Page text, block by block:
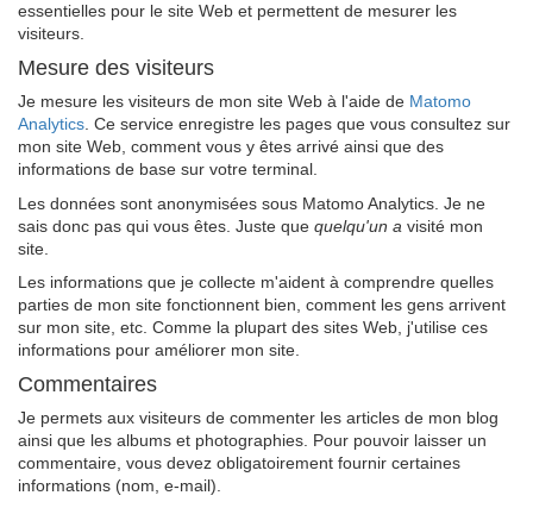
essentielles pour le site Web et permettent de mesurer les
visiteurs.
Mesure des visiteurs
Je mesure les visiteurs de mon site Web à l'aide de Matomo
Analytics . Ce service enregistre les pages que vous consultez sur
mon site Web, comment vous y êtes arrivé ainsi que des
informations de base sur votre terminal.
Les données sont anonymisées sous Matomo Analytics. Je ne
sais donc pas qui vous êtes. Juste que quelqu'un a visité mon
site.
Les informations que je collecte m'aident à comprendre quelles
parties de mon site fonctionnent bien, comment les gens arrivent
sur mon site, etc. Comme la plupart des sites Web, j'utilise ces
informations pour améliorer mon site.
Commentaires
Je permets aux visiteurs de commenter les articles de mon blog
ainsi que les albums et photographies. Pour pouvoir laisser un
commentaire, vous devez obligatoirement fournir certaines
informations (nom, e-mail).